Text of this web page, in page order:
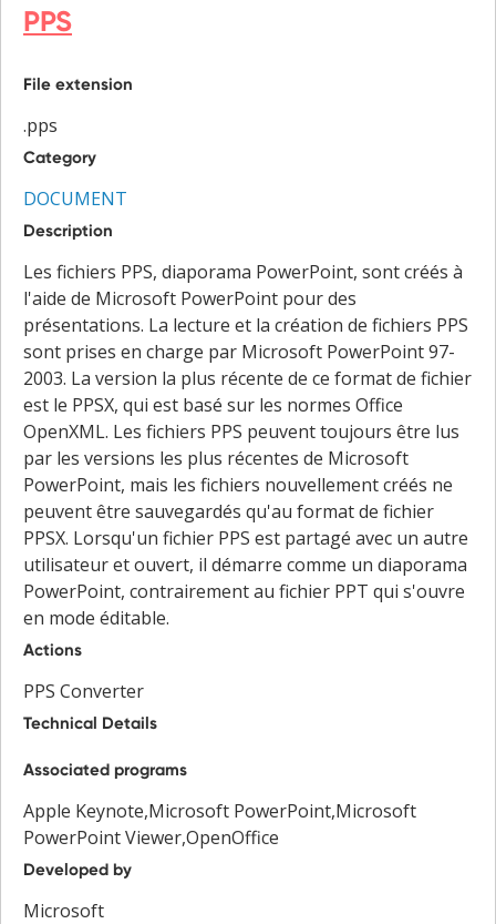
PPS
File extension
.pps
Category
DOCUMENT
Description
Les fichiers PPS, diaporama PowerPoint, sont créés à
l'aide de Microsoft PowerPoint pour des
présentations. La lecture et la création de fichiers PPS
sont prises en charge par Microsoft PowerPoint 97-
2003. La version la plus récente de ce format de fichier
est le PPSX, qui est basé sur les normes Office
OpenXML. Les fichiers PPS peuvent toujours être lus
par les versions les plus récentes de Microsoft
PowerPoint, mais les fichiers nouvellement créés ne
peuvent être sauvegardés qu'au format de fichier
PPSX. Lorsqu'un fichier PPS est partagé avec un autre
utilisateur et ouvert, il démarre comme un diaporama
PowerPoint, contrairement au fichier PPT qui s'ouvre
en mode éditable.
Actions
PPS Converter
Technical Details
Associated programs
Apple Keynote,Microsoft PowerPoint,Microsoft
PowerPoint Viewer,OpenOffice
Developed by
Microsoft